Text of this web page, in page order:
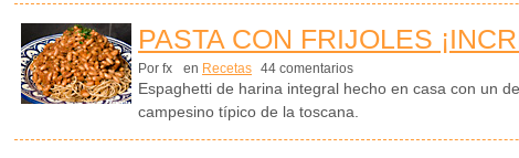
PASTA CON FRIJOLES
Por fx en Recetas 44 comentarios
Espaghetti de harina integral hecho en casa con un
campesino típico de la toscana.